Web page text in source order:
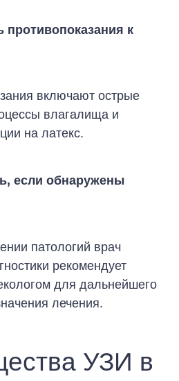
противопоказания к
включают острые
влагалища и
на латекс.
если обнаружены
патологий врач
рекомендует
для дальнейшего
лечения.
УЗИ в